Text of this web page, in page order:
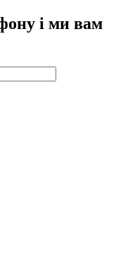
і ми вам